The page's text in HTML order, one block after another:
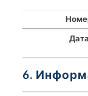
Дата
6.